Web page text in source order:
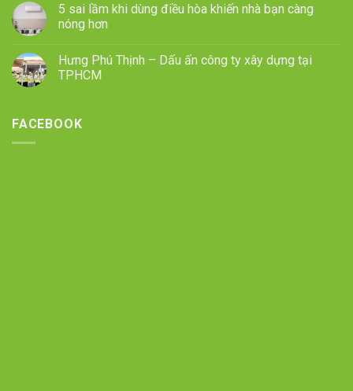
5 sai lầm khi dùng điều hòa khiến nhà bạn càng
nóng hơn
Hưng Phú Thịnh – Dấu ấn công ty xây dựng tại
TPHCM
FACEBOOK